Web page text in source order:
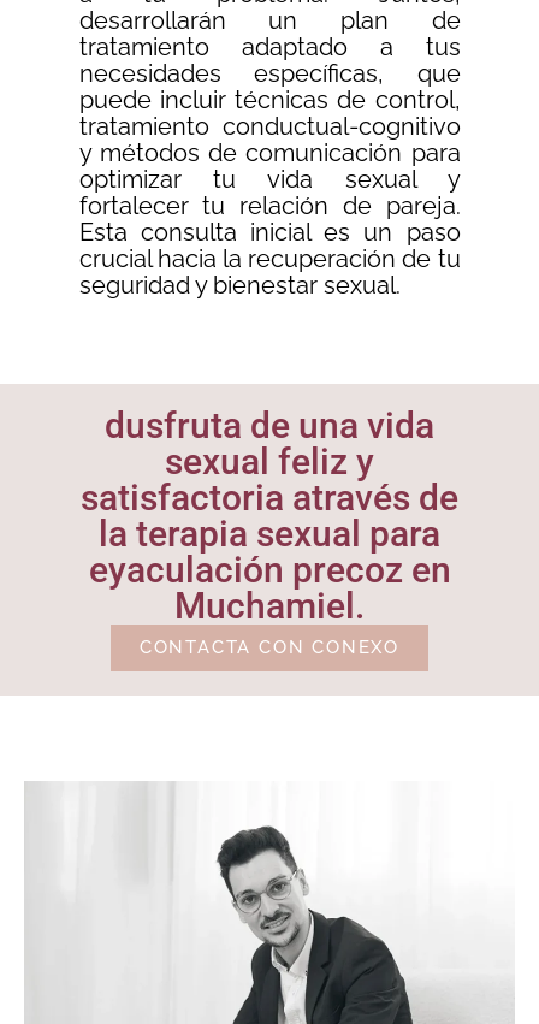
desarrollarán un plan de
tratamiento adaptado a tus
necesidades específicas, que
puede incluir técnicas de control,
tratamiento conductual-cognitivo
y métodos de comunicación para
optimizar tu vida sexual y
fortalecer tu relación de pareja.
Esta consulta inicial es un paso
crucial hacia la recuperación de tu
seguridad y bienestar sexual.
dusfruta de una vida
sexual feliz y
satisfactoria através de
la terapia sexual para
eyaculación precoz en
Muchamiel.
CONTACTA CON CONEXO